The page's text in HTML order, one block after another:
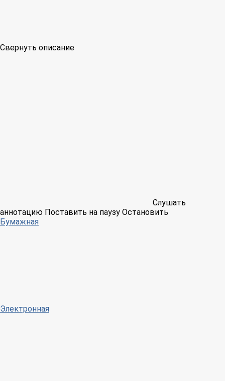
Свернуть описание
Слушать
аннотацию Поставить на паузу Остановить
Бумажная
Электронная